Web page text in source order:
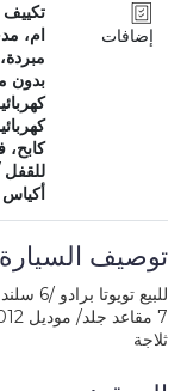
إضافات
تكييف
بدون
أكياس
توصيف
للبيع تويوتا برادو /6 سلندر . ماشي 187 ألف كم
ثلاجة